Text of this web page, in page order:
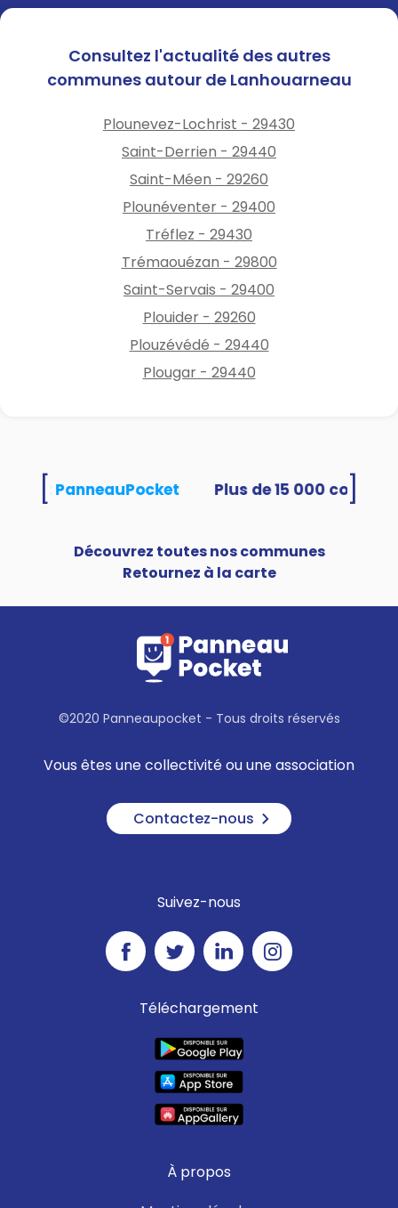
Consultez l'actualité des autres
communes autour de Lanhouarneau
Plounevez-Lochrist - 29430
Saint-Derrien - 29440
Saint-Méen - 29260
Plounéventer - 29400
Tréflez - 29430
Trémaouézan - 29800
Saint-Servais - 29400
Plouider - 29260
Plouzévédé - 29440
Plougar - 29440
PanneauPocket
Découvrez toutes nos communes
Retournez à la carte
©2020 Panneaupocket - Tous droits réservés
Vous êtes une collectivité ou une association
Contactez-nous
Suivez-nous
Téléchargement
À propos